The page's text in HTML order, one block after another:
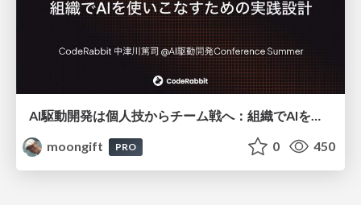
AI駆動開発は個人技からチーム戦へ：組織でAIを使いこなすための実践設計
moongift
PRO 0 450